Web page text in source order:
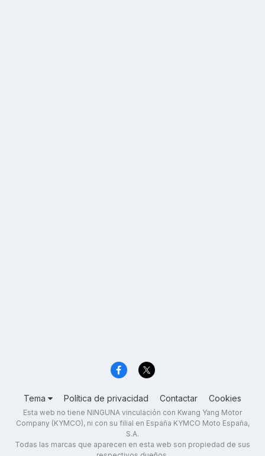
Tema Política de privacidad Contactar Cookies
Esta web no tiene NINGUNA vinculación con Kwang Yang Motor
Company (KYMCO), ni con su filial en España KYMCO Moto España,
S.A.
Todas las marcas que aparecen en esta web son propiedad de sus